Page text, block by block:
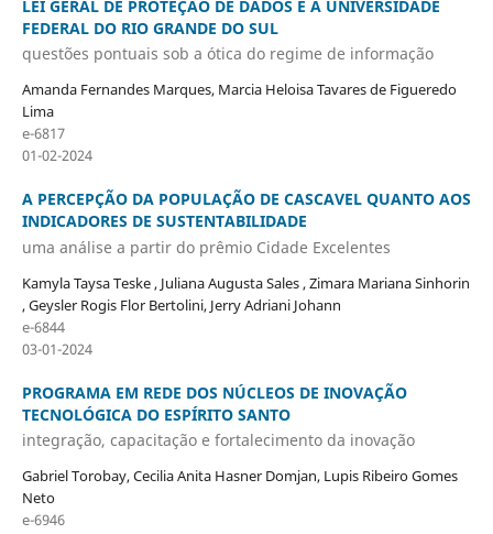
LEI GERAL DE PROTEÇÃO DE DADOS E A UNIVERSIDADE
FEDERAL DO RIO GRANDE DO SUL
questões pontuais sob a ótica do regime de informação
Amanda Fernandes Marques, Marcia Heloisa Tavares de Figueredo
Lima
e-6817
01-02-2024
A PERCEPÇÃO DA POPULAÇÃO DE CASCAVEL QUANTO AOS
INDICADORES DE SUSTENTABILIDADE
uma análise a partir do prêmio Cidade Excelentes
Kamyla Taysa Teske , Juliana Augusta Sales , Zimara Mariana Sinhorin
, Geysler Rogis Flor Bertolini, Jerry Adriani Johann
e-6844
03-01-2024
PROGRAMA EM REDE DOS NÚCLEOS DE INOVAÇÃO
TECNOLÓGICA DO ESPÍRITO SANTO
integração, capacitação e fortalecimento da inovação
Gabriel Torobay, Cecilia Anita Hasner Domjan, Lupis Ribeiro Gomes
Neto
e-6946